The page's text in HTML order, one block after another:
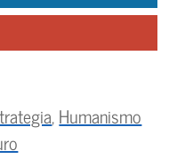
,Humanismo